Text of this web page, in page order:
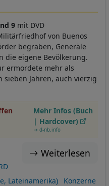
9 mit DVD
von Buenos
begraben, Generäle
die eigene Bevölkerung.
ermordete mehr als
sieben Jahren, auch vierzig
Mehr Infos (Buch
| Hardcover)
→ d-nb.info
Weiterlesen
Lateinamerika)
Konzerne